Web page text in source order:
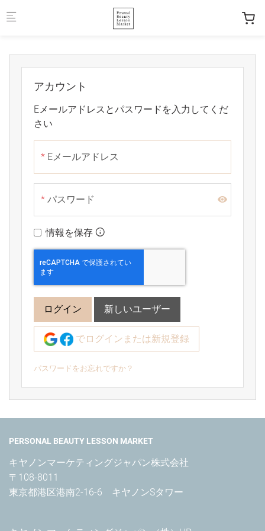
アカウント
Eメールアドレスとパスワードを入力してくだ
さい
Eメールアドレス
パスワード
情報を保存
ログイン 新しいユーザー
でログインまたは新規登録
パスワードをお忘れですか？
PERSONAL BEAUTY LESSON MARKET
キヤノンマーケティングジャパン株式会社
〒108-8011
東京都港区港南2-16-6　キヤノンSタワー